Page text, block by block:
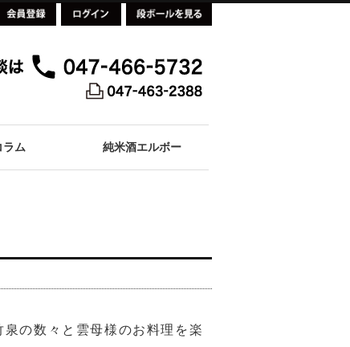
ラム 純米酒エルボー
の数々と雲母様のお料理を楽